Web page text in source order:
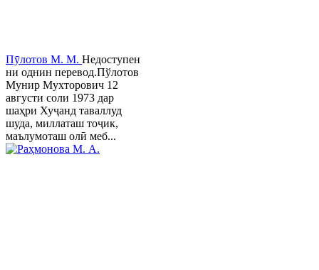
Пӯлотов М. М. Недоступен
ни однин перевод.Пўлотов
Мунир Мухторович 12
августи соли 1973 дар
шаҳри Хуҷанд таваллуд
шуда, миллаташ тоҷик,
маълумоташ олӣ меб...